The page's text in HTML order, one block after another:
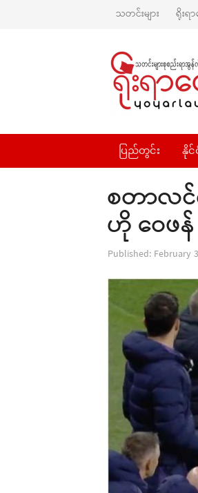
သတင်းများ ရိုးရ
ပြည်တွင်း နို
စတာလင်
ဟို ဝေဖန်
Published: February